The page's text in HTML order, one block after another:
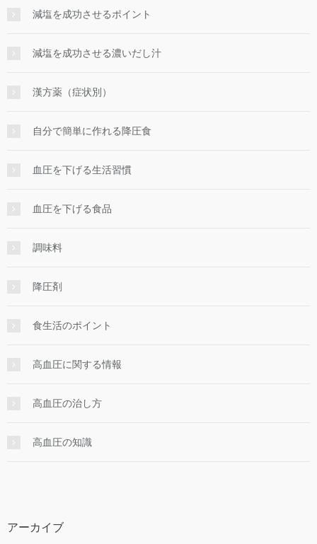
減塩を成功させるポイント
減塩を成功させる濃いだし汁
漢方薬（症状別）
自分で簡単に作れる降圧食
血圧を下げる生活習慣
血圧を下げる食品
調味料
降圧剤
食生活のポイント
高血圧に関する情報
高血圧の治し方
高血圧の知識
アーカイブ